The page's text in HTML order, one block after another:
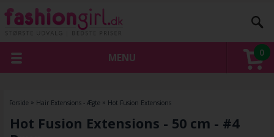
0
MENU
Forside » Hair Extensions - Ægte » Hot Fusion Extensions
Hot Fusion Extensions - 50 cm - #4